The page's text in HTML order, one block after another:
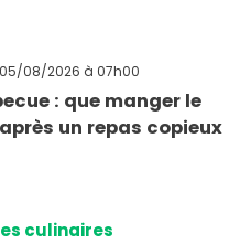
05/08/2026 à 07h00
: que manger le
un repas copieux
culinaires